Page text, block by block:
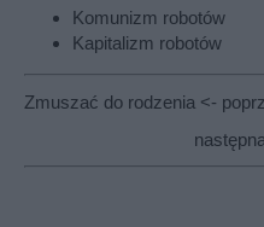
Komunizm robotów
Kapitalizm robotów
Zmuszać do rodzenia <-